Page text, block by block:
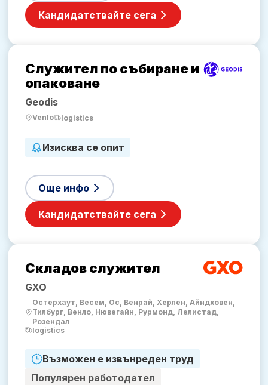
Кандидатствайте сега
Служител по събиране и
опаковане
Geodis
Venlo logistics
Изисква се опит
Още инфо
Кандидатствайте сега
Складов служител
GXO
Остерхаут, Весем, Ос, Венрай, Херлен, Айндховен,
Тилбург, Венло, Нювегайн, Рурмонд, Лелистад,
Розендал
logistics
Възможен е извънреден труд
Популярен работодател